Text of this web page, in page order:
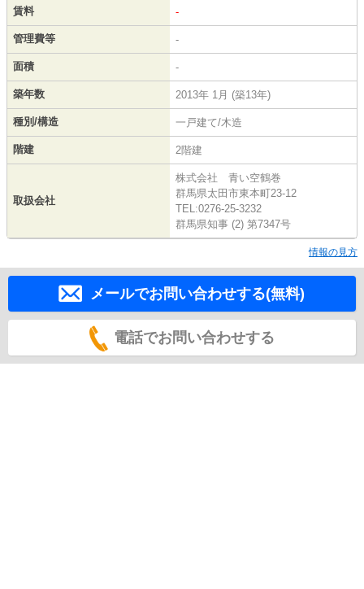
賃料 -
管理費等 -
面積 -
築年数 2013年 1月 (築13年)
種別/構造 一戸建て/木造
階建 2階建
取扱会社
株式会社 青い空鶴巻
群馬県太田市東本町23-12
TEL:0276-25-3232
群馬県知事 (2) 第7347号
情報の見方
メールでお問い合わせする(無料)
電話でお問い合わせする